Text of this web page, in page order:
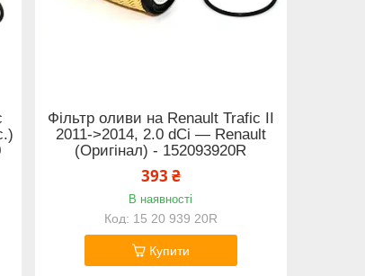
Фільтр оливи на Renault Trafic II
2011->2014, 2.0 dCi — Renault
(Оригінал) - 152093920R
393 ₴
В наявності
15 20 939 20R
Купити